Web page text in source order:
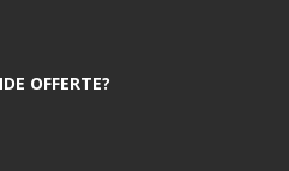
OFFERTE?